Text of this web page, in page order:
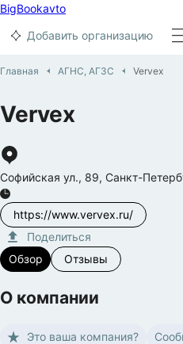
BigBookavto
Добавить организацию
Главная АГНС, АГЗС Vervex
Vervex
Софийская ул., 89, Санкт-
https://www.vervex.ru/
Поделиться
Обзор
Отзывы
О компании
Это ваша компания?